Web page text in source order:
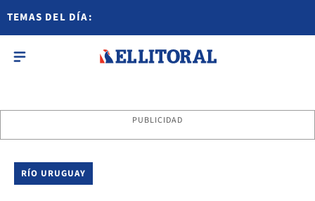
TEMAS DEL DÍA:
PUBLICIDAD
RÍO URUGUAY